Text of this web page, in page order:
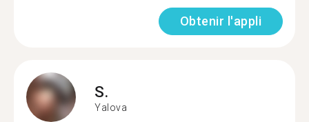
Obtenir l'appli
S.
Yalova